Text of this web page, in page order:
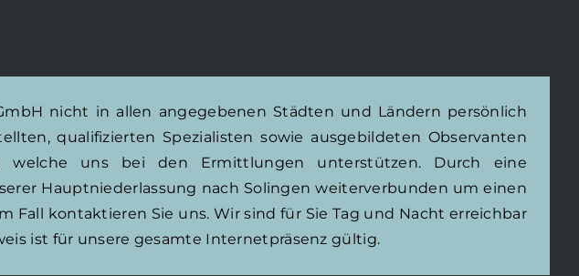
nicht in allen angegebenen Städten und Ländern persönlich
qualifizierten Spezialisten sowie ausgebildeten Observanten
welche uns bei den Ermittlungen unterstützen. Durch eine
Hauptniederlassung nach Solingen weiterverbunden um einen
kontaktieren Sie uns. Wir sind für Sie Tag und Nacht erreichbar
ist für unsere gesamte Internetpräsenz gültig.